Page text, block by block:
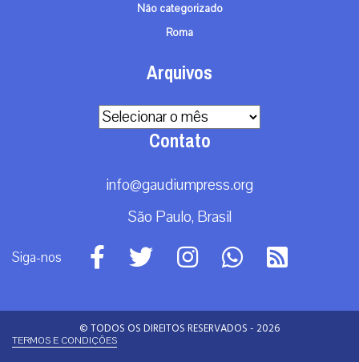
Não categorizado
Roma
Arquivos
Arquivos
Contato
info@gaudiumpress.org
São Paulo, Brasil
Siga-nos
© TODOS OS DIREITOS RESERVADOS - 2026
TERMOS E CONDIÇÕES